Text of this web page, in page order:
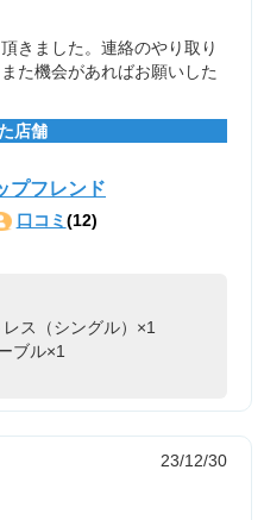
きました。連絡のやり取り
た機会があればお願いした
店舗
プフレンド
口コミ (12)
ス（シングル）×1
ブル×1
23/12/30